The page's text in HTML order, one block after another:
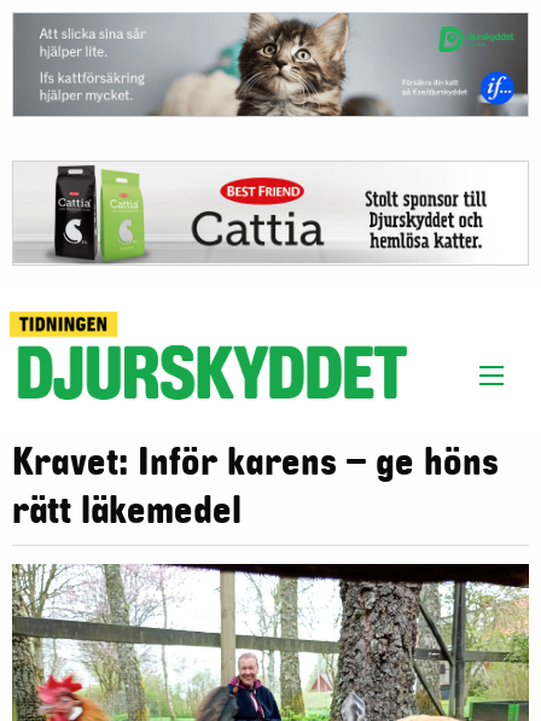
Kravet: Inför karens – ge höns
rätt läkemedel